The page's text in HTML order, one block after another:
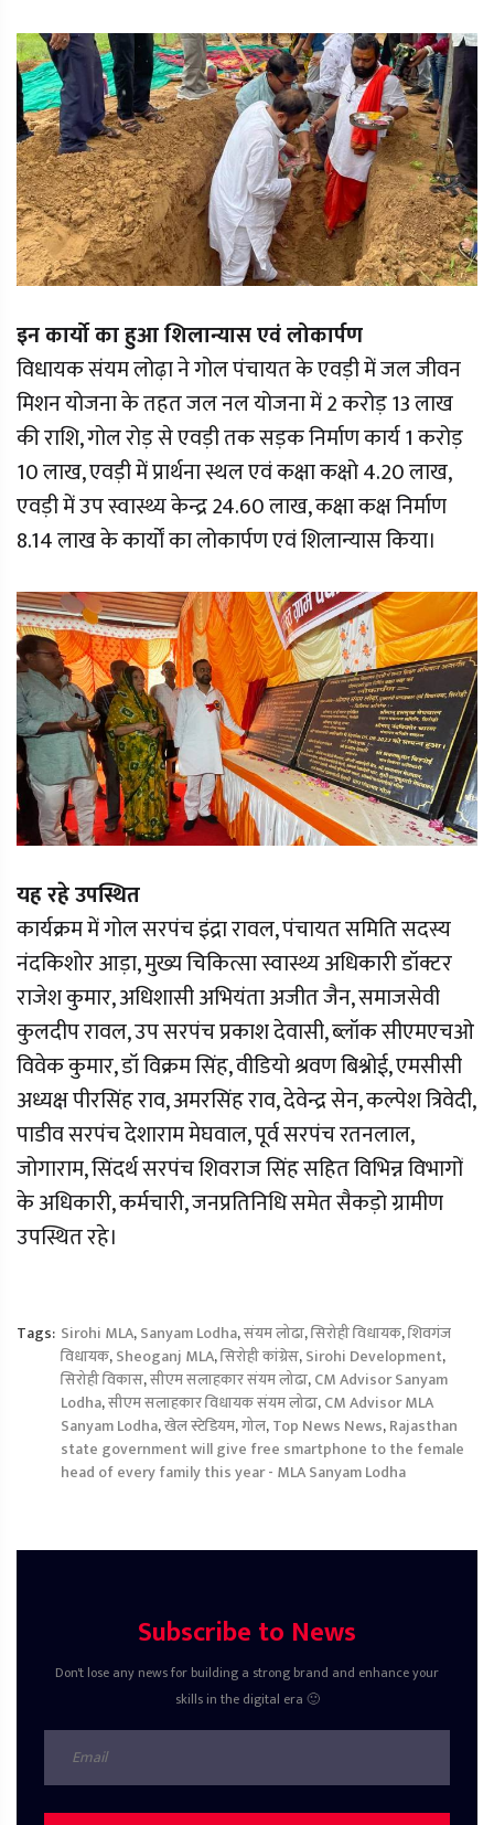
इन कार्यो का हुआ शिलान्यास एवं लोकार्पण
विधायक संयम लोढ़ा ने गोल पंचायत के एवड़ी में जल जीवन
मिशन योजना के तहत जल नल योजना में 2 करोड़ 13 लाख
की राशि, गोल रोड़ से एवड़ी तक सड़क निर्माण कार्य 1 करोड़
10 लाख, एवड़ी में प्रार्थना स्थल एवं कक्षा कक्षो 4.20 लाख,
एवड़ी में उप स्वास्थ्य केन्द्र 24.60 लाख, कक्षा कक्ष निर्माण
8.14 लाख के कार्यों का लोकार्पण एवं शिलान्यास किया।
यह रहे उपस्थित
कार्यक्रम में गोल सरपंच इंद्रा रावल, पंचायत समिति सदस्य
नंदकिशोर आड़ा, मुख्य चिकित्सा स्वास्थ्य अधिकारी डॉक्टर
राजेश कुमार, अधिशासी अभियंता अजीत जैन, समाजसेवी
कुलदीप रावल, उप सरपंच प्रकाश देवासी, ब्लॉक सीएमएचओ
विवेक कुमार, डॉ विक्रम सिंह, वीडियो श्रवण बिश्नोई, एमसीसी
अध्यक्ष पीरसिंह राव, अमरसिंह राव, देवेन्द्र सेन, कल्पेश त्रिवेदी,
पाडीव सरपंच देशाराम मेघवाल, पूर्व सरपंच रतनलाल,
जोगाराम, सिंदर्थ सरपंच शिवराज सिंह सहित विभिन्न विभागों
के अधिकारी, कर्मचारी, जनप्रतिनिधि समेत सैकड़ो ग्रामीण
उपस्थित रहे।
Tags: Sirohi MLA,Sanyam Lodha,संयम लोढा,सिरोही विधायक,शिवगंज
विधायक,Sheoganj MLA,सिरोही कांग्रेस,Sirohi Development,
सिरोही विकास,सीएम सलाहकार संयम लोढा,CM Advisor Sanyam
Lodha,सीएम सलाहकार विधायक संयम लोढा,CM Advisor MLA
Sanyam Lodha,खेल स्टेडियम,गोल,Top News News,Rajasthan
state government will give free smartphone to the female
head of every family this year - MLA Sanyam Lodha
Subscribe to News
Don't lose any news for building a strong brand and enhance your
skills in the digital era 🙂